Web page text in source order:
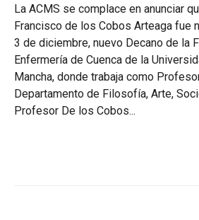
La ACMS se complace en anunciar
Francisco de los Cobos Arteaga fue
3 de diciembre, nuevo Decano de la
Enfermería de Cuenca de la
Mancha, donde trabaja como
Departamento de Filosofía, Arte,
Profesor De los Cobos...